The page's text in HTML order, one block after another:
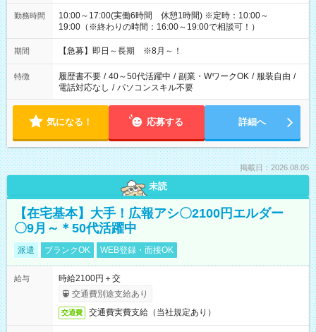
勤務時間
10:00～17:00(実働6時間 休憩1時間) ※定時：10:00～
19:00（※終わりの時間：16:00～19:00で相談可！）
期間 【急募】即日～長期 ※8月～！
特徴 履歴書不要 / 40～50代活躍中 / 副業・WワークOK / 服装自由 /
電話対応なし / パソコンスキル不要
気になる！ 応募する 詳細へ
掲載日：2026.08.05
未読
【在宅基本】大手！広報アシ〇2100円エルダー
〇9月～＊50代活躍中
派遣 ブランクOK WEB登録・面接OK
給与
時給2100円＋交
交通費別途支給あり
交通費 交通費実費支給（当社規定あり）